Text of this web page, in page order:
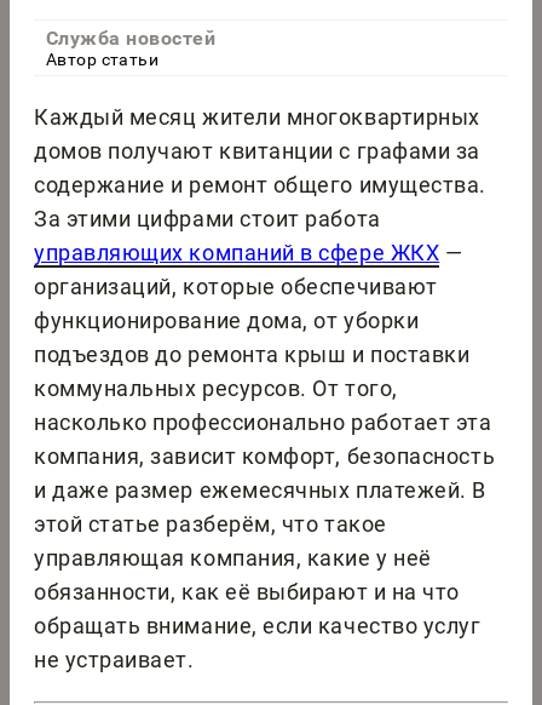
Служба новостей
Автор статьи
Каждый месяц жители многоквартирных
домов получают квитанции с графами за
содержание и ремонт общего имущества.
За этими цифрами стоит работа
управляющих компаний в сфере ЖКХ —
организаций, которые обеспечивают
функционирование дома, от уборки
подъездов до ремонта крыш и поставки
коммунальных ресурсов. От того,
насколько профессионально работает эта
компания, зависит комфорт, безопасность
и даже размер ежемесячных платежей. В
этой статье разберём, что такое
управляющая компания, какие у неё
обязанности, как её выбирают и на что
обращать внимание, если качество услуг
не устраивает.